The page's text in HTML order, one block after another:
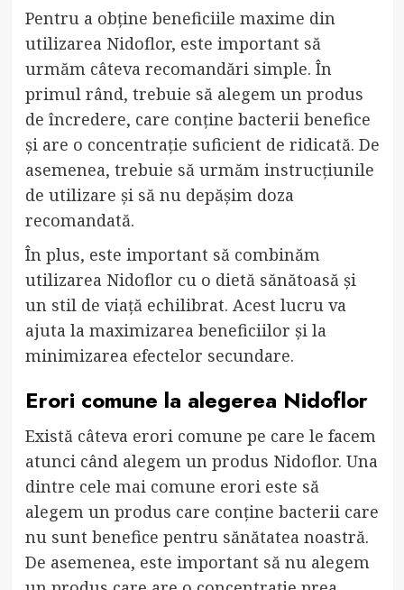
Pentru a obține beneficiile maxime din
utilizarea Nidoflor, este important să
urmăm câteva recomandări simple. În
primul rând, trebuie să alegem un produs
de încredere, care conține bacterii benefice
și are o concentrație suficient de ridicată. De
asemenea, trebuie să urmăm instrucțiunile
de utilizare și să nu depășim doza
recomandată.
În plus, este important să combinăm
utilizarea Nidoflor cu o dietă sănătoasă și
un stil de viață echilibrat. Acest lucru va
ajuta la maximizarea beneficiilor și la
minimizarea efectelor secundare.
Erori comune la alegerea Nidoflor
Există câteva erori comune pe care le facem
atunci când alegem un produs Nidoflor. Una
dintre cele mai comune erori este să
alegem un produs care conține bacterii care
nu sunt benefice pentru sănătatea noastră.
De asemenea, este important să nu alegem